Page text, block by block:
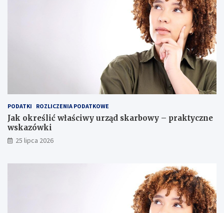
PODATKI ROZLICZENIA PODATKOWE
Jak określić właściwy urząd skarbowy – praktyczne
wskazówki
25 lipca 2026